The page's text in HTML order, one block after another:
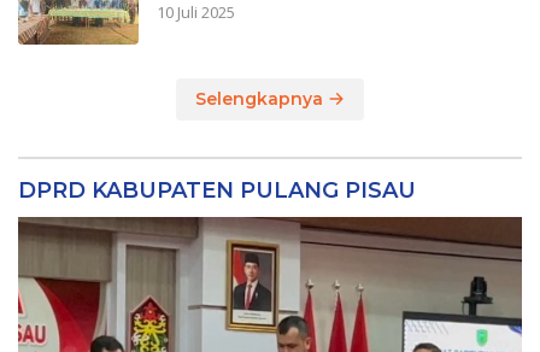
10 Juli 2025
Selengkapnya
DPRD KABUPATEN PULANG PISAU